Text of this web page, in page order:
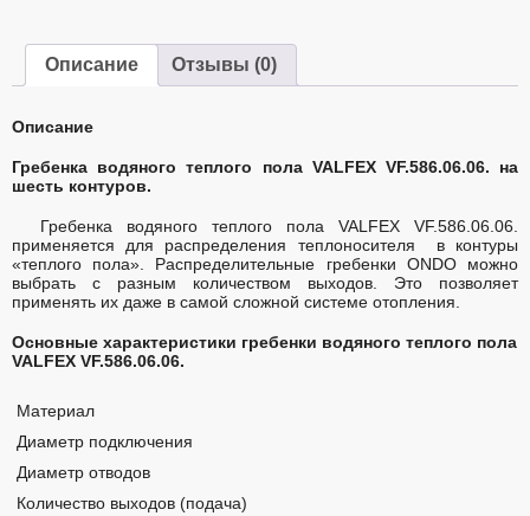
Описание Отзывы (0)
Описание
Гребенка водяного теплого пола VALFEX VF.586.06.06. на
шесть контуров.
Гребенка водяного теплого пола VALFEX VF.586.06.06.
применяется для распределения теплоносителя в контуры
«теплого пола». Распределительные гребенки ONDO можно
выбрать с разным количеством выходов. Это позволяет
применять их даже в самой сложной системе отопления.
Основные характеристики гребенки водяного теплого пола
VALFEX VF.586.06.06.
Материал
Диаметр подключения
Диаметр отводов
Количество выходов (подача)